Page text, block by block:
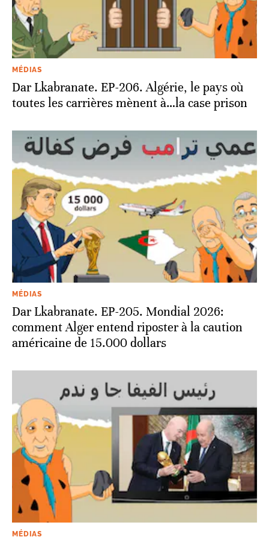
MÉDIAS
Dar Lkabranate. EP-206. Algérie, le pays où
toutes les carrières mènent à…la case prison
MÉDIAS
Dar Lkabranate. EP-205. Mondial 2026:
comment Alger entend riposter à la caution
américaine de 15.000 dollars
MÉDIAS